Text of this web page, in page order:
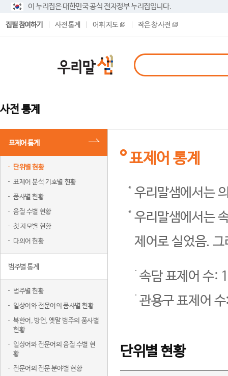
이 누리집은 대한민국 공식 전자정부 누리집입니다.
집필 참여하기 사전 통계 어휘 지도 작은 창 사전
사전 통계
표제어 통계
단위별 현황
표제어 분석 기호별 현황
품사별 현황
음절 수별 현황
첫 자모별 현황
다의어 현황
범주별 통계
범주별 현황
일상어와 전문어의 품사별 현황
북한어, 방언, 옛말 범주의 품사별
현황
일상어와 전문어의 음절 수별 현
황
전문어의 전문 분야별 현황
표제어 통계
우리말샘에서는
우리말샘에서는
제어로 실었음.
속담 표제어 수:
관용구 표제어
단위별 현황